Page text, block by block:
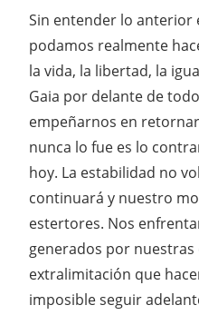
Sin entender lo anterior
podamos realmente
la vida, la libertad, la
Gaia por delante de
empeñarnos en
nunca lo fue es lo
hoy. La estabilidad no
continuará y nuestro
estertores. Nos
generados por nuestras
extralimitación que
imposible seguir